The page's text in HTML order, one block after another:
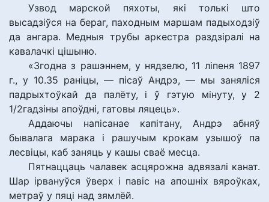
Узвод марской пяхоты, які толькі што
высадзіўся на бераг, паходным маршам падыходзіў
да ангара. Медныя трубы аркестра раздзіралі на
кавалачкі цішыню.
«Згодна з рашэннем, у нядзелю, 11 ліпеня 1897
г., у 10.35 раніцы, — пісаў Андрэ, — мы заняліся
падрыхтоўкай да палёту, і ў гэтую мінуту, у 2
1/2гадзіны апоўдні, гатовы ляцець».
Аддаючы напісанае капітану, Андрэ абняў
бывалага марака і рашучым крокам узышоў па
лесвіцы, каб заняць у кашы сваё месца.
Пятнаццаць чалавек асцярожна адвязалі канат.
Шар ірвануўся ўверх і павіс на апошніх вяроўках,
метраў у пяці над зямлёй.